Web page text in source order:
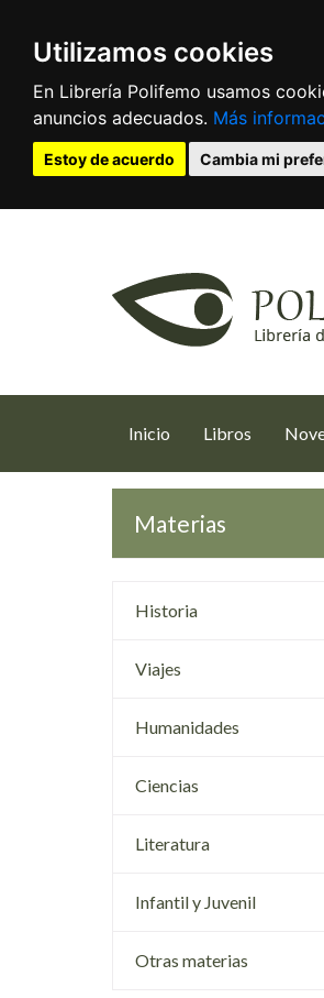
Utilizamos cookies
En Librería Polifemo usamos
anuncios adecuados. Más
Estoy de acuerdo Cambia mi
Inicio (current)
Libros
Materias
Historia
Viajes
Humanidades
Ciencias
Literatura
Infantil y Juvenil
Otras materias